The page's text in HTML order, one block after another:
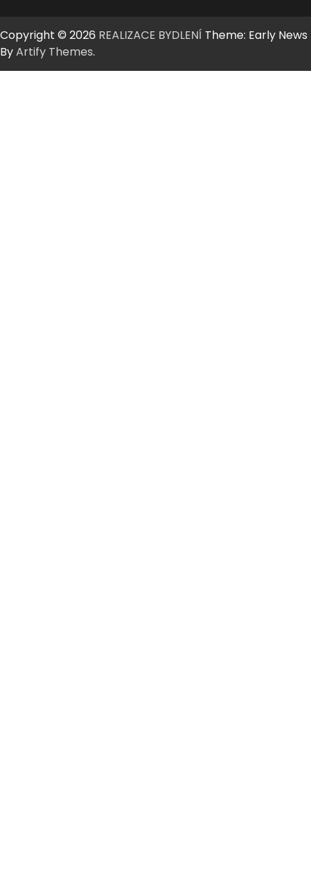
Copyright © 2026 REALIZACE BYDLENÍ Theme: Early News
ByArtify Themes.